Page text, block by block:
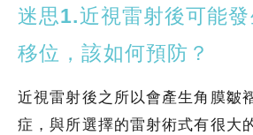
迷思1.近視雷射後可能
移位，該如何預防？
近視雷射後之所以會產生角膜皺
症，與所選擇的雷射術式有很大